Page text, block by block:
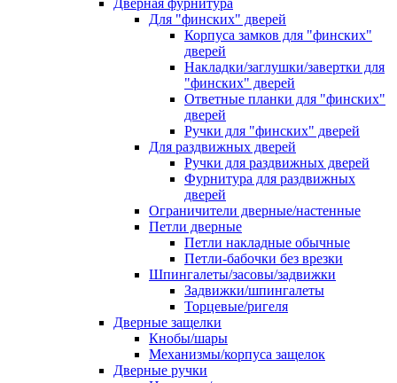
Дверная фурнитура
Для "финских" дверей
Корпуса замков для "финских"
дверей
Накладки/заглушки/завертки для
"финских" дверей
Ответные планки для "финских"
дверей
Ручки для "финских" дверей
Для раздвижных дверей
Ручки для раздвижных дверей
Фурнитура для раздвижных
дверей
Ограничители дверные/настенные
Петли дверные
Петли накладные обычные
Петли-бабочки без врезки
Шпингалеты/засовы/задвижки
Задвижки/шпингалеты
Торцевые/ригеля
Дверные защелки
Кнобы/шары
Механизмы/корпуса защелок
Дверные ручки